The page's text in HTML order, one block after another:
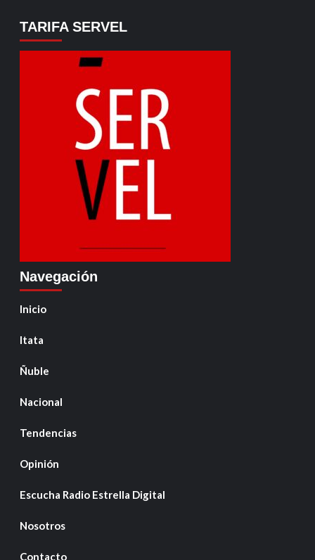
TARIFA SERVEL
Navegación
Inicio
Itata
Ñuble
Nacional
Tendencias
Opinión
Escucha Radio Estrella Digital
Nosotros
Contacto